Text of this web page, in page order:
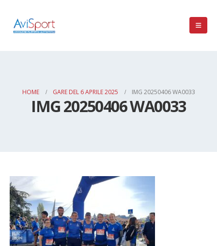
HOME GARE DEL 6 APRILE 2025 IMG 20250406 WA0033
IMG 20250406 WA0033